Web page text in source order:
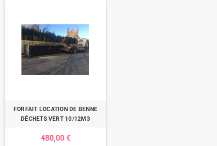
FORFAIT LOCATION DE BENNE
DÉCHETS VERT 10/12M3
480,00 €